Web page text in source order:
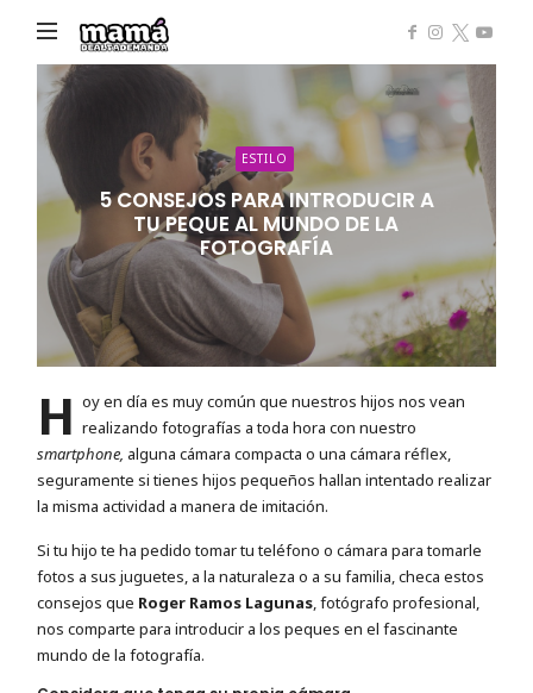
de
Alta
Demanda
ESTILO
5 CONSEJOS PARA INTRODUCIR A
TU PEQUE AL MUNDO DE LA
FOTOGRAFÍA
H oy en día es muy común que nuestros hijos nos vean
realizando fotografías a toda hora con nuestro
smartphone, alguna cámara compacta o una cámara réflex,
seguramente si tienes hijos pequeños hallan intentado realizar
la misma actividad a manera de imitación.
Si tu hijo te ha pedido tomar tu teléfono o cámara para tomarle
fotos a sus juguetes, a la naturaleza o a su familia, checa estos
consejos que Roger Ramos Lagunas, fotógrafo profesional,
nos comparte para introducir a los peques en el fascinante
mundo de la fotografía.